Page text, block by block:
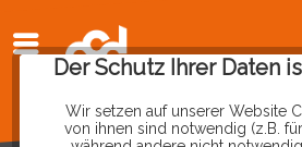
Der Schutz Ihrer Daten
Wir setzen auf unserer Website
von ihnen sind notwendig (z.B.